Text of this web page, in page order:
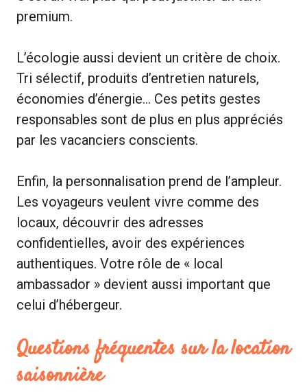
premium.
L’écologie aussi devient un critère de choix.
Tri sélectif, produits d’entretien naturels,
économies d’énergie… Ces petits gestes
responsables sont de plus en plus appréciés
par les vacanciers conscients.
Enfin, la personnalisation prend de l’ampleur.
Les voyageurs veulent vivre comme des
locaux, découvrir des adresses
confidentielles, avoir des expériences
authentiques. Votre rôle de « local
ambassador » devient aussi important que
celui d’hébergeur.
Questions fréquentes sur la location
saisonnière